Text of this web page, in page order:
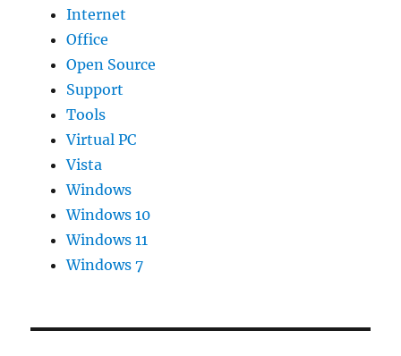
Internet
Office
Open Source
Support
Tools
Virtual PC
Vista
Windows
Windows 10
Windows 11
Windows 7